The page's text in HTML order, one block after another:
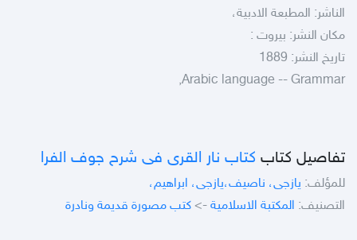
الناشر: المطبعة الادبية،
مكان النشر: بيروت :
تاريخ النشر: 1889
Arabic language -- Grammar,
تفاصيل كتاب كتاب نار القرى فى شرح جوف الفرا
للمؤلف: يازجى، ناصيف،يازجى، ابراهيم،
التصنيف: المكتبة الاسلامية -> كتب مصورة قديمة ونادرة